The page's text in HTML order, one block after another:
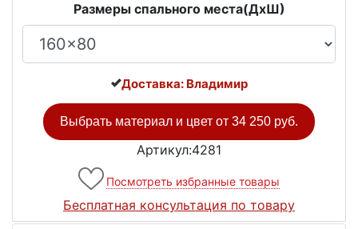
Размеры спального места(ДxШ)
Доставка: Владимир
Выбрать материал и цвет от 34 250 руб.
Артикул:4281
Посмотреть избранные товары
Бесплатная консультация по товару